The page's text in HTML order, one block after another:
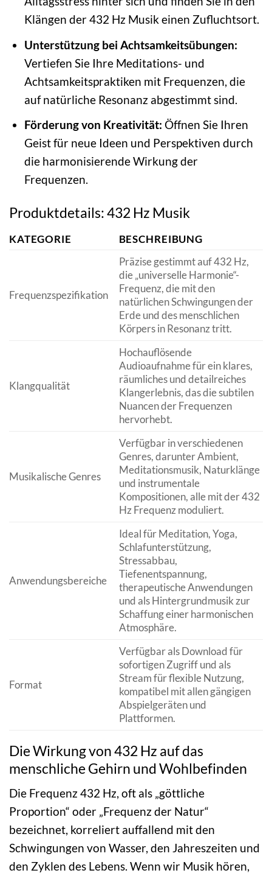
Klängen der 432 Hz Musik einen Zufluchtsort.
Unterstützung bei Achtsamkeitsübungen:
Vertiefen Sie Ihre Meditations- und
Achtsamkeitspraktiken mit Frequenzen, die
auf natürliche Resonanz abgestimmt sind.
Förderung von Kreativität: Öffnen Sie Ihren
Geist für neue Ideen und Perspektiven durch
die harmonisierende Wirkung der
Frequenzen.
Produktdetails: 432 Hz Musik
KATEGORIE BESCHREIBUNG
Frequenzspezifikation
Präzise gestimmt auf 432 Hz,
die „universelle Harmonie“-
Frequenz, die mit den
natürlichen Schwingungen der
Erde und des menschlichen
Körpers in Resonanz tritt.
Klangqualität
Hochauflösende
Audioaufnahme für ein klares,
räumliches und detailreiches
Klangerlebnis, das die subtilen
Nuancen der Frequenzen
hervorhebt.
Musikalische Genres
Verfügbar in verschiedenen
Genres, darunter Ambient,
Meditationsmusik, Naturklänge
und instrumentale
Kompositionen, alle mit der 432
Hz Frequenz moduliert.
Anwendungsbereiche
Ideal für Meditation, Yoga,
Schlafunterstützung,
Stressabbau,
Tiefenentspannung,
therapeutische Anwendungen
und als Hintergrundmusik zur
Schaffung einer harmonischen
Atmosphäre.
Format
Verfügbar als Download für
sofortigen Zugriff und als
Stream für flexible Nutzung,
kompatibel mit allen gängigen
Abspielgeräten und
Plattformen.
Die Wirkung von 432 Hz auf das
menschliche Gehirn und Wohlbefinden
Die Frequenz 432 Hz, oft als „göttliche
Proportion“ oder „Frequenz der Natur“
bezeichnet, korreliert auffallend mit den
Schwingungen von Wasser, den Jahreszeiten und
den Zyklen des Lebens. Wenn wir Musik hören,